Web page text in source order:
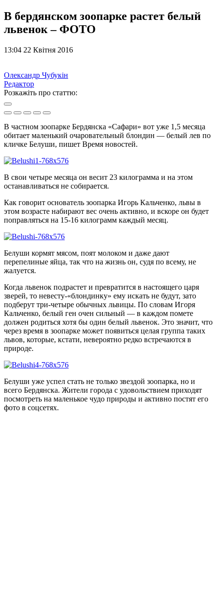
В бердянском зоопарке растет белый
львенок – ФОТО
13:04 22 Квітня 2016
Олександр Чубукін
Редактор
Розкажіть про статтю:
В частном зоопарке Бердянска «Сафари» вот уже 1,5 месяца
обитает маленький очаровательный блондин — белый лев по
кличке Белуши, пишет Время новостей.
В свои четыре месяца он весит 23 килограмма и на этом
останавливаться не собирается.
Как говорит основатель зоопарка Игорь Кальченко, львы в
этом возрасте набирают вес очень активно, и вскоре он будет
поправляться на 15-16 килограмм каждый месяц.
Белуши кормят мясом, поят молоком и даже дают
перепелиные яйца, так что на жизнь он, судя по всему, не
жалуется.
Когда львенок подрастет и превратится в настоящего царя
зверей, то невесту-«блондинку» ему искать не будут, зато
подберут три-четыре обычных львицы. По словам Игоря
Кальченко, белый ген очен сильный — в каждом помете
должен родиться хотя бы один белый львенок. Это значит, что
через время в зоопарке может появиться целая группа таких
львов, которые, кстати, невероятно редко встречаются в
природе.
Белуши уже успел стать не только звездой зоопарка, но и
всего Бердянска. Жители города с удовольствием приходят
посмотреть на маленькое чудо природы и активно постят его
фото в соцсетях.